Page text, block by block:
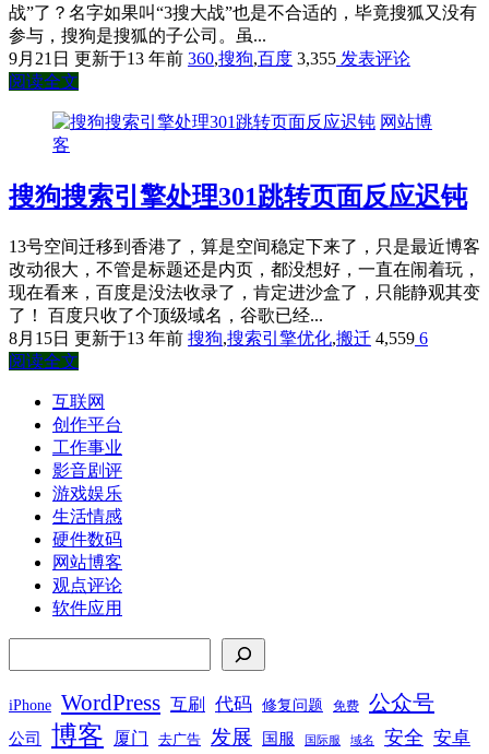
战”了？名字如果叫“3搜大战”也是不合适的，毕竟搜狐又没有
参与，搜狗是搜狐的子公司。虽...
9月21日 更新于13 年前 360,搜狗,百度 3,355 发表评论
阅读全文
网站博
客
搜狗搜索引擎处理301跳转页面反应迟钝
13号空间迁移到香港了，算是空间稳定下来了，只是最近博客
改动很大，不管是标题还是内页，都没想好，一直在闹着玩，
现在看来，百度是没法收录了，肯定进沙盒了，只能静观其变
了！ 百度只收了个顶级域名，谷歌已经...
8月15日 更新于13 年前 搜狗,搜索引擎优化,搬迁 4,559 6
阅读全文
互联网
创作平台
工作事业
影音剧评
游戏娱乐
生活情感
硬件数码
网站博客
观点评论
软件应用
iPhone WordPress 互刷 代码 修复问题 免费 公众号
公司 博客 厦门 去广告 发展 国服 国际服 域名 安全 安卓